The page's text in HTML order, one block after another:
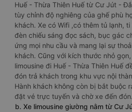
Huế - Thừa Thiên Huế từ Cư Jút -
tùy chỉnh độ nghiêng của ghế phù
khách. Xe có Wifi ,có thêm tủ lạnh,
đèn chiếu sáng đọc sách, bục gác
ứng mọi nhu cầu và mang lại sự
khách. Cũng với kích thước nhỏ
limousine đi Huế - Thừa Thiên Huế
đón trả khách trong khu vực nội
Hành khách không còn bị bắt buộc
đặt vé trực tuyến và chờ xe đến đón.
b. Xe limousine giường nằm từ Cư